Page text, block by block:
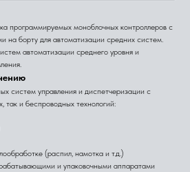
программируемых моноблочных контроллеров с
на борту для автоматизации средних систем.
автоматизации среднего уровня и
систем управления и диспетчеризации с
так и беспроводных технологий:
(распил, намотка и т.д.)
и упаковочными аппаратами